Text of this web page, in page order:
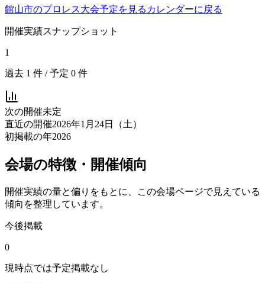
館山市のプロレス大会予定を見る カレンダーに戻る
開催実績スナップショット
1
過去 1 件 / 予定 0 件
次の開催未定
直近の開催2026年1月24日（土）
初掲載の年2026
会場の特徴・開催傾向
開催実績の量と偏りをもとに、この会場ページで見えている
傾向を整理しています。
今後掲載
0
現時点では予定掲載なし